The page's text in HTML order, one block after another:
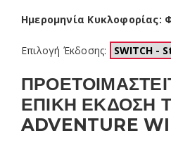
Ημερομηνία Κυκλοφορίας:
Επιλογή Έκδοσης:
ΕΠΙΚΗ ΕΚΔΟΣΗ
ADVENTURE